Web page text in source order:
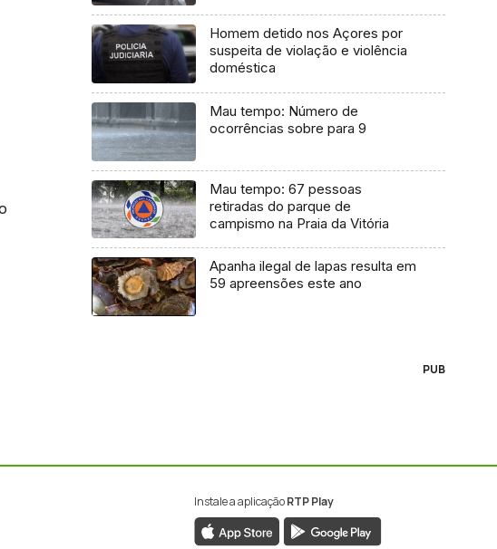
Homem detido nos Açores por
suspeita de violação e violência
doméstica
Mau tempo: Número de
ocorrências sobre para 9
Mau tempo: 67 pessoas
retiradas do parque de
campismo na Praia da Vitória
Apanha ilegal de lapas resulta em
59 apreensões este ano
PUB
Instale a aplicaçãoRTP Play